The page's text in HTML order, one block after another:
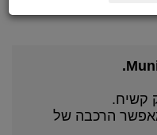
קשיח.
הרכבה של